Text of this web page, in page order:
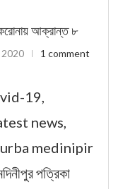
করোনায় আক্রান্ত ৮
1 comment
19,
news,
medinipir
পত্রিকা